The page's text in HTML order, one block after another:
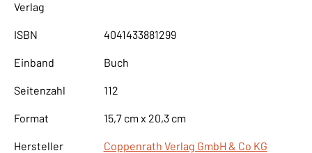
Verlag
ISBN 4041433881299
Einband Buch
Seitenzahl 112
Format 15,7 cm x 20,3 cm
Hersteller
Coppenrath Verlag GmbH & Co KG